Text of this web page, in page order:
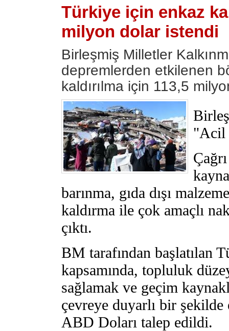
Türkiye için enkaz
milyon dolar istendi
Birleşmiş Milletler
depremlerden etkilenen
kaldırılma için 113,5
"Acil
barınma, gıda dışı
kaldırma ile çok amaçlı
çıktı.
BM tarafından başlatılan
kapsamında, topluluk
sağlamak ve geçim
çevreye duyarlı bir
ABD Doları talep edildi.